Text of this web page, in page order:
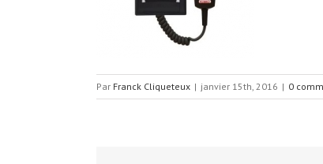
Par Franck Cliqueteux | janvier 15th, 2016 | 0